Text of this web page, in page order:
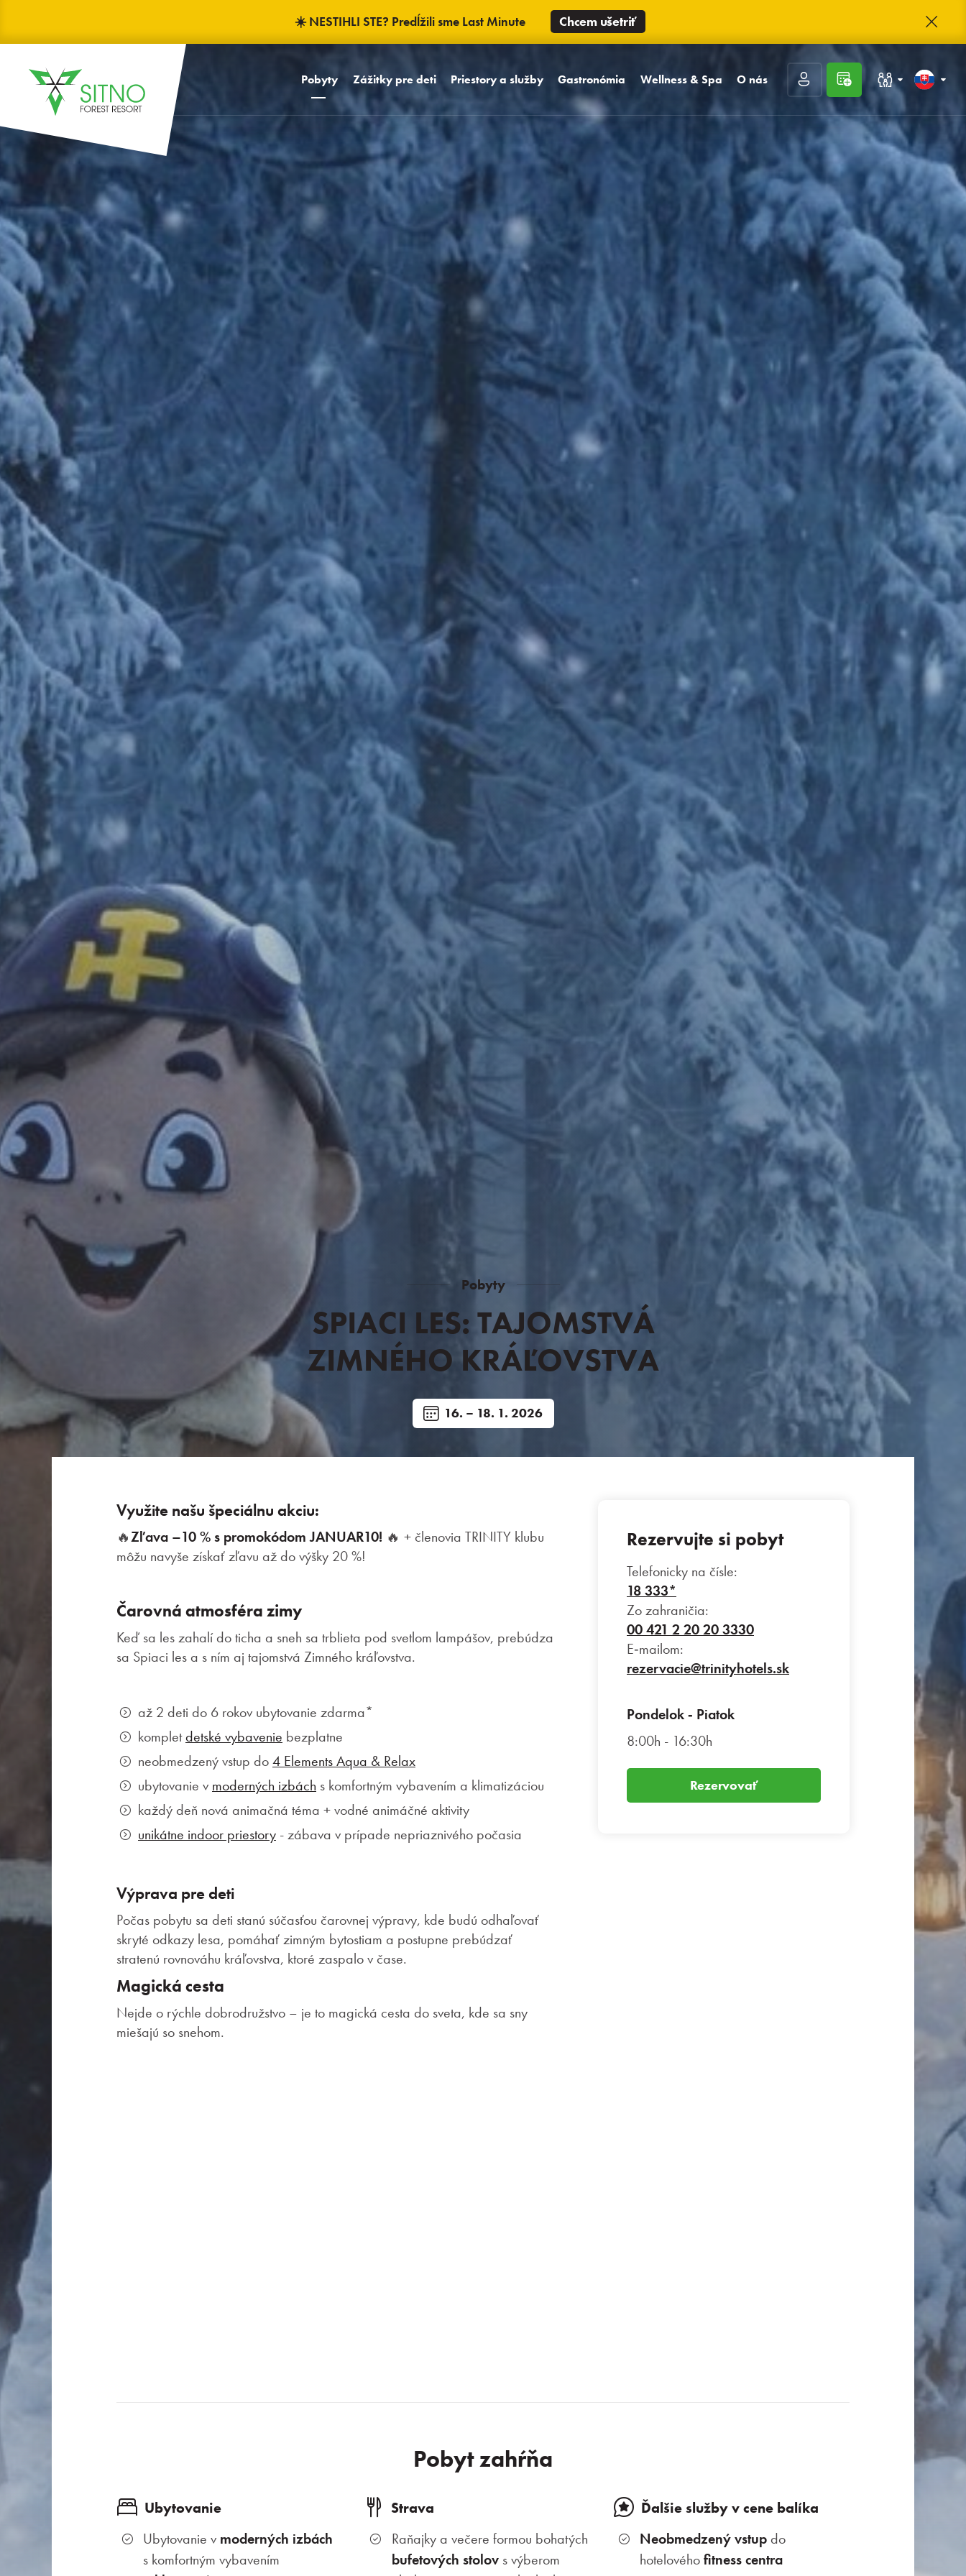
☀️ NESTIHLI STE? Predĺžili sme Last Minute Chcem ušetriť
Pobyty Zážitky pre deti
Baby friendly koncept
Detský svet MiniMe
Detský bazénový svet
Maskoti Kamaráti
z TRINITY
Priestory a služby
Izby
Vybavenie hotela
Unikátne priestory
Areál hotela
Virtuálna prehliadka
Gastronómia
Á la Carte reštaurácia
Promenade reštaurácia
Wine, Coffee & Tea
Wellness & Spa
Bazénový a saunový svet
Externé vstupy a
rezervácie
O nás
Kontakt
O Trinity
Trinity klub
Kariéra
Hodnotenie hostí
Často kladené otázky
Prihlásiť sa
Zabudnuté heslo
Rodiny s deťmi
Kongresy a firmy
Slovenčina
English
Pobyty
Priestory a služby
Wellness & Spa
Pobyty
SPIACI LES: TAJOMSTVÁ
ZIMNÉHO KRÁĽOVSTVA
16. – 18. 1. 2026
Využite našu špeciálnu akciu:
🔥Zľava –10 % s promokódom JANUAR10! 🔥 + členovia TRINITY klubu
môžu navyše získať zľavu až do výšky 20 %!
Čarovná atmosféra zimy
Keď sa les zahalí do ticha a sneh sa trblieta pod svetlom lampášov, prebúdza
sa Spiaci les a s ním aj tajomstvá Zimného kráľovstva.
až 2 deti do 6 rokov ubytovanie zdarma*
kompletdetské vybavenie bezplatne
neobmedzený vstup do 4 Elements Aqua & Relax
ubytovanie v moderných izbách s komfortným vybavením a klimatizáciou
každý deň nová animačná téma + vodné animáčné aktivity
unikátne indoor priestory - zábava v prípade nepriaznivého počasia
Výprava pre deti
Počas pobytu sa deti stanú súčasťou čarovnej výpravy, kde budú odhaľovať
skryté odkazy lesa, pomáhať zimným bytostiam a postupne prebúdzať
stratenú rovnováhu kráľovstva, ktoré zaspalo v čase.
Magická cesta
Nejde o rýchle dobrodružstvo – je to magická cesta do sveta, kde sa sny
miešajú so snehom.
Rezervujte si pobyt
Telefonicky na čísle:
18 333*
Zo zahraničia:
00 421 2 20 20 3330
E‑mailom:
rezervacie@trinityhotels.sk
Pondelok ‑ Piatok
8:00h - 16:30h
Rezervovať
Pobyt zahŕňa
Ubytovanie
Ubytovanie v moderných izbách
s komfortným vybavením
Strava
Raňajky a večere formou bohatých
bufetových stolovs výberom
Ďalšie služby v cene balíka
Neobmedzený vstup do
hotelového fitness centra